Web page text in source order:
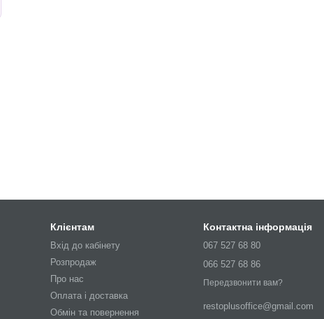
Клієнтам
Вхід до кабінету
Розпродаж
Про нас
Оплата і доставка
Обмін та повернення
Контактна інформація
067 527 68 80
066 527 68 86
Передзвонити вам?
restoplusoffice@gmail.com